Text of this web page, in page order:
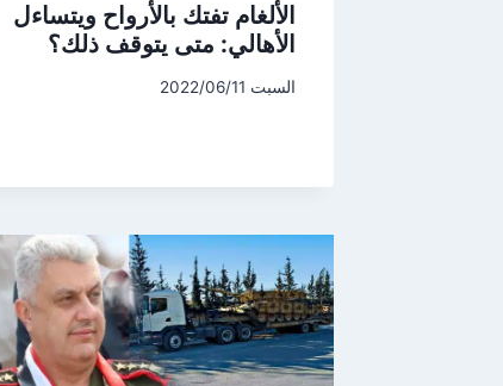
الألغام تفتك بالأرواح ويتساءل
الأهالي: متى يتوقف ذلك؟
السبت 2022/06/11